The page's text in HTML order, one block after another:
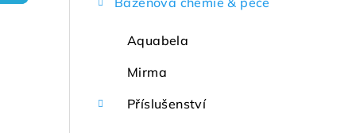
Aquabela
Mirma
Příslušenství